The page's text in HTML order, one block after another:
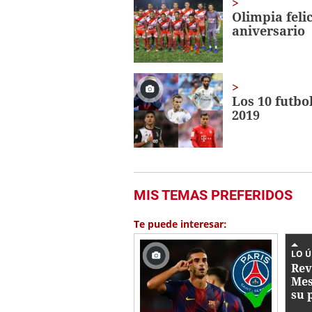
Olimpia
aniversario
Los 10
2019
MIS TEMAS PREFERIDOS
Te puede interesar:
LO
su